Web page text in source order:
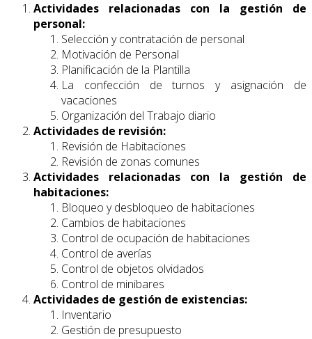
Actividades relacionadas con la gestión de
personal:
Selección y contratación de personal
Motivación de Personal
Planificación de la Plantilla
La confección de turnos y asignación de
vacaciones
Organización del Trabajo diario
Actividades de revisión:
Revisión de Habitaciones
Revisión de zonas comunes
Actividades relacionadas con la gestión de
habitaciones:
Bloqueo y desbloqueo de habitaciones
Cambios de habitaciones
Control de ocupación de habitaciones
Control de averías
Control de objetos olvidados
Control de minibares
Actividades de gestión de existencias:
Inventario
Gestión de presupuesto